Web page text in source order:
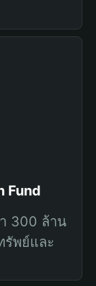
Fund
300 ล้าน
รัพย์และ